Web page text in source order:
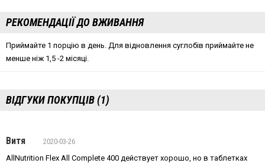
РЕКОМЕНДАЦІЇ ДО ВЖИВАННЯ
Приймайте 1 порцію в день. Для відновлення суглобів приймайте не
менше ніж 1,5 -2 місяці.
ВІДГУКИ ПОКУПЦІВ (1)
Витя
2020-03-26
AllNutrition Flex All Complete 400 действует хорошо, но в таблетках